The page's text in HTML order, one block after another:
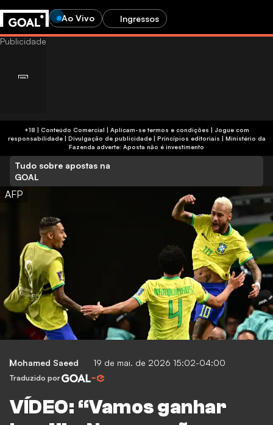
Ao Vivo Ingressos
+18 | Conteúdo Comercial | Aplicam-se termos e condições | Jogue com
responsabilidade| Divulgação de publicidade| Princípios editoriais | Ministério da
Fazenda adverte: Aposta não é investimento
Tudo sobre apostas na
GOAL
AFP
Mohamed Saeed 19 de mai. de 2026 15:02-04:00
Traduzido por
VÍDEO: “Vamos ganhar